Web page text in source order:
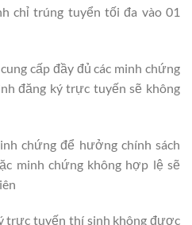
chỉ trúng tuyển tối đa vào 01
cấp đầy đủ các minh chứng
đăng ký trực tuyến sẽ không
chứng để hưởng chính sách
minh chứng không hợp lệ sẽ
trực tuyến thí sinh không được